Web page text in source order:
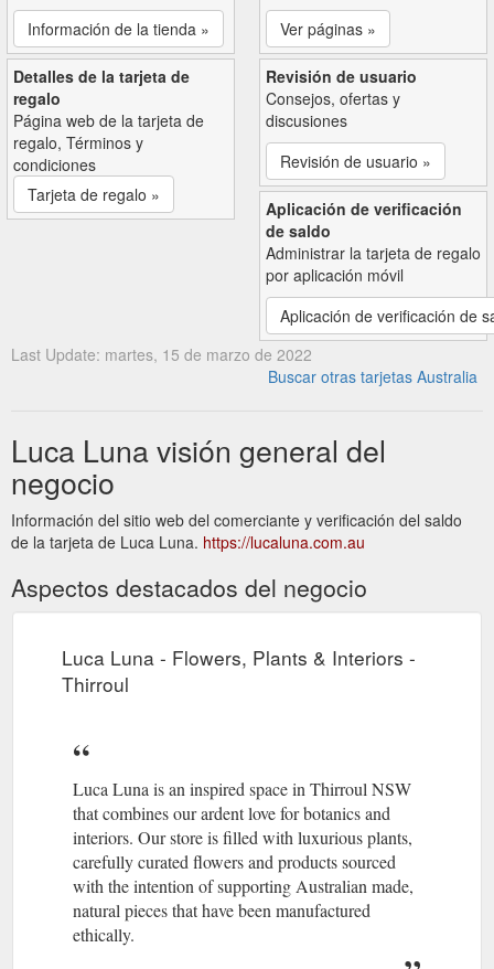
Información de la tienda »
Ver páginas »
Detalles de la tarjeta de
regalo
Página web de la tarjeta de
regalo, Términos y
condiciones
Tarjeta de regalo »
Revisión de usuario
Consejos, ofertas y
discusiones
Revisión de usuario »
Aplicación de verificación
de saldo
Administrar la tarjeta de regalo
por aplicación móvil
Aplicación de verificación de
Last Update: martes, 15 de marzo de 2022
Buscar otras tarjetas Australia
Luca Luna visión general del
negocio
Información del sitio web del comerciante y verificación del saldo
de la tarjeta de Luca Luna. https://lucaluna.com.au
Aspectos destacados del negocio
Luca Luna - Flowers, Plants & Interiors -
Thirroul
Luca Luna is an inspired space in Thirroul NSW
that combines our ardent love for botanics and
interiors. Our store is filled with luxurious plants,
carefully curated flowers and products sourced
with the intention of supporting Australian made,
natural pieces that have been manufactured
ethically.